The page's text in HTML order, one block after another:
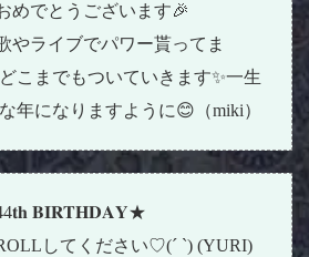
めでとうございます🎉
やライブでパワー貰ってま
こまでもついていきます✨一生
年になりますように😊（miki）
𝐁𝐈𝐑𝐓𝐇𝐃𝐀𝐘★
してください♡(´ `) (YURI)